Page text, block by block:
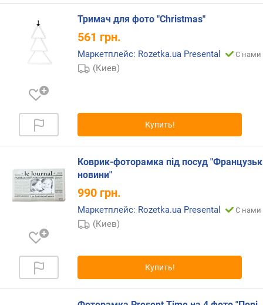
ф
и
Z
Тримач для фото "Christmas"
561 грн.
Маркетплейс: Rozetka.ua Presental С нами
(Киев)
Купить!
Коврик-фоторамка під посуд
новини"
990 грн.
Маркетплейс: Rozetka.ua Presental С нами
(Киев)
Купить!